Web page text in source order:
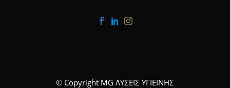
© Copyright MG ΛΥΣΕΙΣ ΥΓΙΕΙΝΗΣ